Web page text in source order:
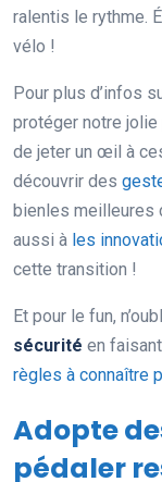
ralentis le rythme.
vélo !
Pour plus d’infos
protéger notre
de jeter un œil à
découvrir des
bienles meilleures
aussi à les
cette transition !
Et pour le fun,
sécurité en
règles à connaître
Adopte
pédaler